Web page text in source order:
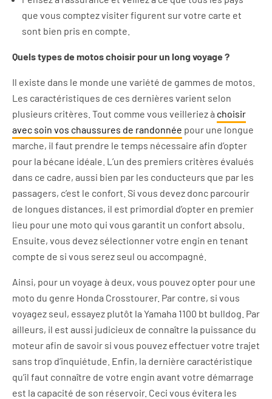
que vous comptez visiter figurent sur votre carte et
sont bien pris en compte.
Quels types de motos choisir pour un long voyage ?
Il existe dans le monde une variété de gammes de motos.
Les caractéristiques de ces dernières varient selon
plusieurs critères. Tout comme vous veilleriez à choisir
avec soin vos chaussures de randonnée pour une longue
marche, il faut prendre le temps nécessaire afin d’opter
pour la bécane idéale. L’un des premiers critères évalués
dans ce cadre, aussi bien par les conducteurs que par les
passagers, c’est le confort. Si vous devez donc parcourir
de longues distances, il est primordial d’opter en premier
lieu pour une moto qui vous garantit un confort absolu.
Ensuite, vous devez sélectionner votre engin en tenant
compte de si vous serez seul ou accompagné.
Ainsi, pour un voyage à deux, vous pouvez opter pour une
moto du genre Honda Crosstourer. Par contre, si vous
voyagez seul, essayez plutôt la Yamaha 1100 bt bulldog. Par
ailleurs, il est aussi judicieux de connaître la puissance du
moteur afin de savoir si vous pouvez effectuer votre trajet
sans trop d’inquiétude. Enfin, la dernière caractéristique
qu’il faut connaître de votre engin avant votre démarrage
est la capacité de son réservoir. Ceci vous évitera les